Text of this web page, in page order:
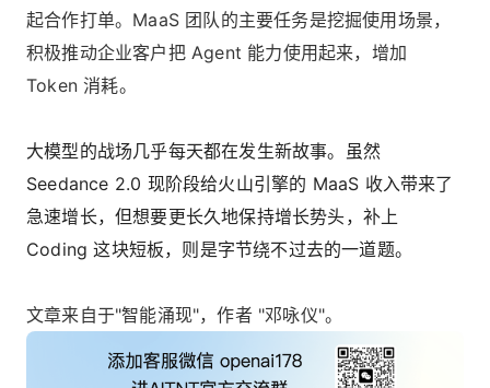
起合作打单。MaaS 团队的主要任务是挖掘使用场景，
积极推动企业客户把 Agent 能力使用起来，增加
Token 消耗。
大模型的战场几乎每天都在发生新故事。虽然
Seedance 2.0 现阶段给火山引擎的 MaaS 收入带来了
急速增长，但想要更长久地保持增长势头，补上
Coding 这块短板，则是字节绕不过去的一道题。
文章来自于"智能涌现"，作者 "邓咏仪"。